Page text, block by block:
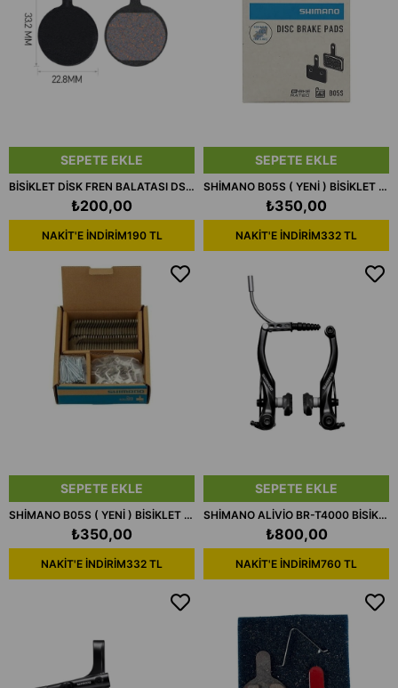
SEPETE EKLE
BİSİKLET DİSK FREN BALATASI DSC605
₺200,00
NAKİT'E İNDİRİM190 TL
SEPETE EKLE
SHİMANO B05S ( YENİ ) BİSİKLET ORGANİK DİSK FREN BALATA KUTULU
₺350,00
NAKİT'E İNDİRİM332 TL
SEPETE EKLE
SHİMANO B05S ( YENİ ) BİSİKLET ORGANİK DİSK FREN BALATA KUTUSUZ
₺350,00
NAKİT'E İNDİRİM332 TL
SEPETE EKLE
SHİMANO ALİVİO BR-T4000 BİSİKLET V FREN BACAĞI
₺800,00
NAKİT'E İNDİRİM760 TL